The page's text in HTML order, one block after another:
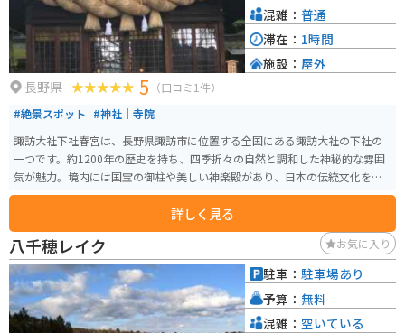
長野県 5 （口コミ1件）
#絶景スポット #神社｜寺院
諏訪大社下社春宮は、長野県諏訪市に位置する全国にある諏訪大社の下社の
一つです。約1200年の歴史を持ち、四季折々の自然と調和した神秘的な雰囲
気が魅力。境内には国宝の御柱や美しい神楽殿があり、日本の伝統文化を感
じられます。 春宮周辺はバイクでのアクセスも良好で、周囲の自然道はツー
リングに最適。駐車場も完備されており、ツーリング途中の休憩スポットと
してもおすすめ。イベント時は混雑が予想されるため、平日や早朝の訪問が
快適です。近隣には温泉地も点在しているので、1日観光を満喫できます。
詳しく見る
混雑： 普通
滞在： 1時間
施設： 屋外
八千穂レイク お気に入り
駐車： 駐車場あり
予算： 無料
混雑： 空いている